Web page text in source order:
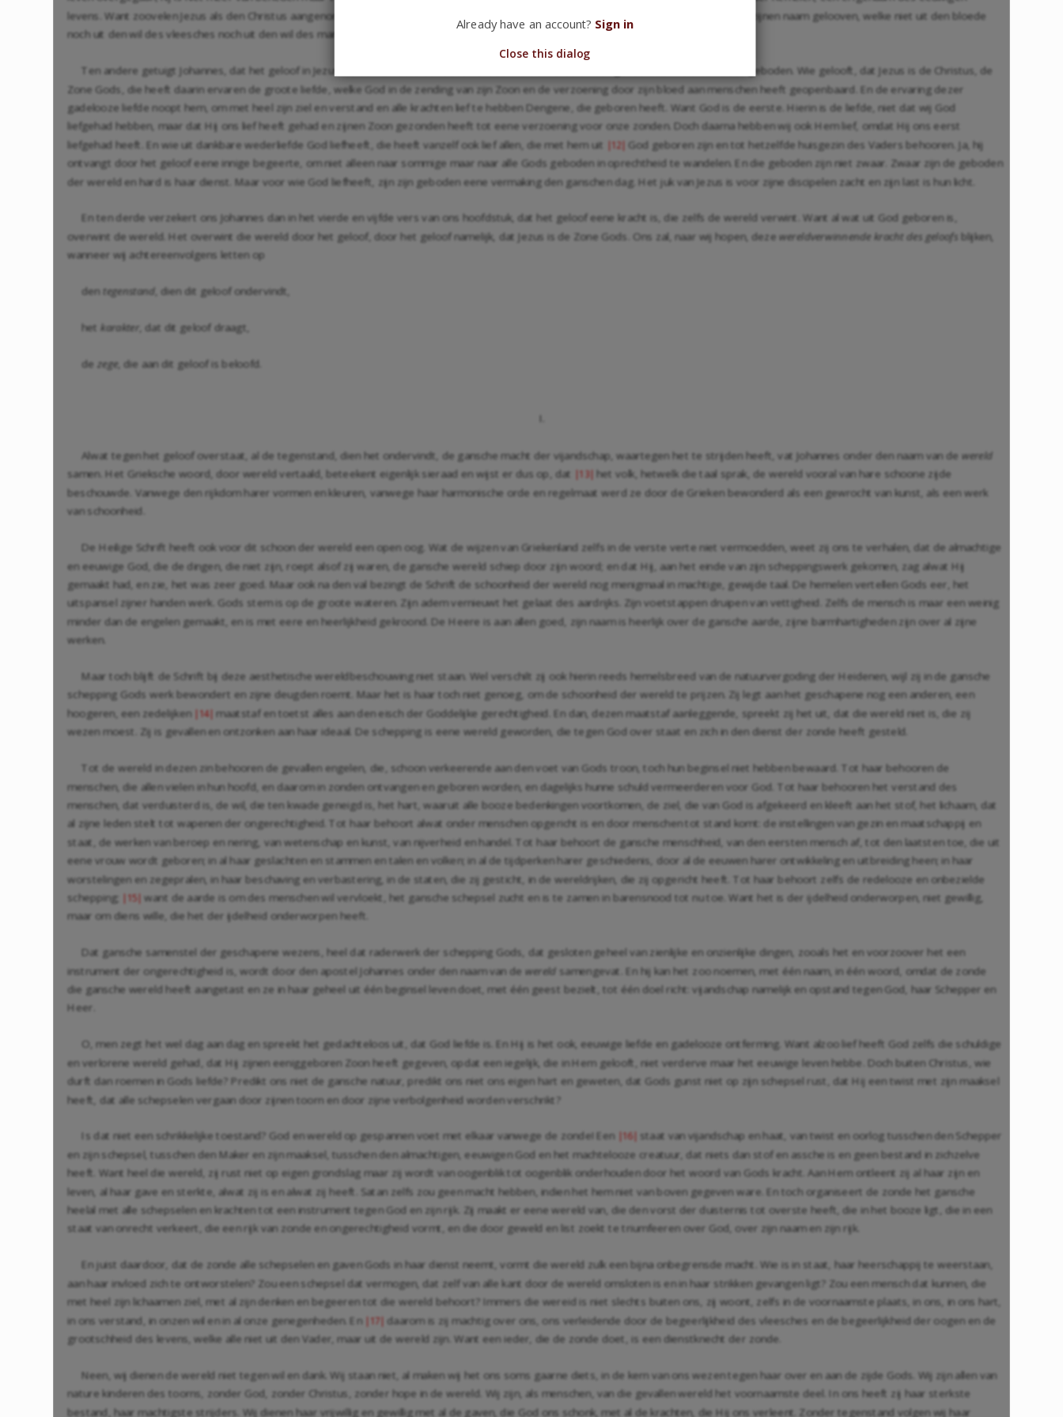
Already have an account? Sign in
Close this dialog
levens. Want zoovelen Jezus als den Christus aangenomen hebben, dien heeft Hij macht gegeven, kinderen Gods te worden, namelijk die in zijnen naam gelooven, welke niet uit den bloede
noch uit den wil des vleesches noch uit den wil des mans, maar uit God geboren zijn.
Ten andere getuigt Johannes, dat het geloof in Jezus als den Christus eene sterke kracht is der liefde en der gehoorzaamheid aan Gods geboden. Wie gelooft, dat Jezus is de Christus, de
Zone Gods, die heeft daarin ervaren de groote liefde, welke God in de zending van zijn Zoon en de verzoening door zijn bloed aan menschen heeft geopenbaard. En de ervaring dezer
gadelooze liefde noopt hem, om met heel zijn ziel en verstand en alle krachten lief te hebben Dengene, die geboren heeft. Want God is de eerste. Hierin is de liefde, niet dat wij God
liefgehad hebben, maar dat Hij ons lief heeft gehad en zijnen Zoon gezonden heeft tot eene verzoening voor onze zonden. Doch daarna hebben wij ook Hem lief, omdat Hij ons eerst
liefgehad heeft. En wie uit dankbare wederliefde God liefheeft, die heeft vanzelf ook lief allen, die met hem uit
|12| God geboren zijn en tot hetzelfde huisgezin des Vaders behooren. Ja, hij
ontvangt door het geloof eene innige begeerte, om niet alleen naar sommige maar naar alle Gods geboden in oprechtheid te wandelen. En die geboden zijn niet zwaar. Zwaar zijn de geboden
der wereld en hard is haar dienst. Maar voor wie God liefheeft, zijn zijn geboden eene vermaking den ganschen dag. Het juk van Jezus is voor zijne discipelen zacht en zijn last is hun licht.
En ten derde verzekert ons Johannes dan in het vierde en vijfde vers van ons hoofdstuk, dat het geloof eene kracht is, die zelfs de wereld verwint. Want al wat uit God geboren is,
overwint de wereld. Het overwint die wereld door het geloof, door het geloof namelijk, dat Jezus is de Zone Gods. Ons zal, naar wij hopen, dezewereldverwinnende kracht des geloofs blijken,
wanneer wij achtereenvolgens letten op
den tegenstand , dien dit geloof ondervindt,
het karakter , dat dit geloof draagt,
de zege , die aan dit geloof is beloofd.
I.
Alwat tegen het geloof overstaat, al de tegenstand, dien het ondervindt, de gansche macht der vijandschap, waartegen het te strijden heeft, vat Johannes onder den naam van de wereld
samen. Het Grieksche woord, door wereld vertaald, beteekent eigenlijk sieraad en wijst er dus op, dat
het volk, hetwelk die taal sprak, de wereld vooral van hare schoone zijde
beschouwde. Vanwege den rijkdom harer vormen en kleuren, vanwege haar harmonische orde en regelmaat werd ze door de Grieken bewonderd als een gewrocht van kunst, als een werk
van schoonheid.
De Heilige Schrift heeft ook voor dit schoon der wereld een open oog. Wat de wijzen van Griekenland zelfs in de verste verte niet vermoedden, weet zij ons te verhalen, dat de almachtige
en eeuwige God, die de dingen, die niet zijn, roept alsof zij waren, de gansche wereld schiep door zijn woord; en dat Hij, aan het einde van zijn scheppingswerk gekomen, zag alwat Hij
gemaakt had, en zie, het was zeer goed. Maar ook na den val bezingt de Schrift de schoonheid der wereld nog menigmaal in machtige, gewijde taal. De hemelen vertellen Gods eer, het
uitspansel zijner handen werk. Gods stem is op de groote wateren. Zijn adem vernieuwt het gelaat des aardrijks. Zijn voetstappen druipen van vettigheid. Zelfs de mensch is maar een weinig
minder dan de engelen gemaakt, en is met eere en heerlijkheid gekroond. De Heere is aan allen goed, zijn naam is heerlijk over de gansche aarde, zijne barmhartigheden zijn over al zijne
werken.
Maar toch blijft de Schrift bij deze aesthetische wereldbeschouwing niet staan. Wel verschilt zij ook hierin reeds hemelsbreed van de natuurvergoding der Heidenen, wijl zij in de gansche
schepping Gods werk bewondert en zijne deugden roemt. Maar het is haar toch niet genoeg, om de schoonheid der wereld te prijzen. Zij legt aan het geschapene nog een anderen, een
hoogeren, een zedelijken
|14|maatstaf en toetst alles aan den eisch der Goddelijke gerechtigheid. En dan, dezen maatstaf aanleggende, spreekt zij het uit, dat die wereld niet is, die zij
wezen moest. Zij is gevallen en ontzonken aan haar ideaal. De schepping is eene wereld geworden, die tegen God over staat en zich in den dienst der zonde heeft gesteld.
Tot de wereld in dezen zin behooren de gevallen engelen, die, schoon verkeerende aan den voet van Gods troon, toch hun beginsel niet hebben bewaard. Tot haar behooren de
menschen, die allen vielen in hun hoofd, en daarom in zonden ontvangen en geboren worden, en dagelijks hunne schuld vermeerderen voor God. Tot haar behooren het verstand des
menschen, dat verduisterd is, de wil, die ten kwade geneigd is, het hart, waaruit alle booze bedenkingen voortkomen, de ziel, die van God is afgekeerd en kleeft aan het stof, het lichaam, dat
al zijne leden stelt tot wapenen der ongerechtigheid. Tot haar behoort alwat onder menschen opgericht is en door menschen tot stand komt: de instellingen van gezin en maatschappij en
staat, de werken van beroep en nering, van wetenschap en kunst, van nijverheid en handel. Tot haar behoort de gansche menschheid, van den eersten mensch af, tot den laatsten toe, die uit
eene vrouw wordt geboren; in al haar geslachten en stammen en talen en volken; in al de tijdperken harer geschiedenis, door al de eeuwen harer ontwikkeling en uitbreiding heen; in haar
worstelingen en zegepralen, in haar beschaving en verbastering, in de staten, die zij gesticht, in de wereldrijken, die zij opgericht heeft. Tot haar behoort zelfs de redelooze en onbezielde
schepping;
|15| want de aarde is om des menschen wil vervloekt, het gansche schepsel zucht en is te zamen in barensnood tot nu toe. Want het is der ijdelheid onderworpen, niet gewillig,
maar om diens wille, die het der ijdelheid onderworpen heeft.
Dat gansche samenstel der geschapene wezens, heel dat raderwerk der schepping Gods, dat gesloten geheel van zienlijke en onzienlijke dingen, zooals het en voorzoover het een
instrument der ongerechtigheid is, wordt door den apostel Johannes onder den naam van de wereld samengevat. En hij kan het zoo noemen, met één naam, in één woord, omdat de zonde
die gansche wereld heeft aangetast en ze in haar geheel uit één beginsel leven doet, met één geest bezielt, tot één doel richt: vijandschap namelijk en opstand tegen God, haar Schepper en
Heer.
O, men zegt het wel dag aan dag en spreekt het gedachteloos uit, dat God liefde is. En Hij is het ook, eeuwige liefde en gadelooze ontferming. Want alzoo lief heeft God zelfs die schuldige
en verlorene wereld gehad, dat Hij zijnen eeniggeboren Zoon heeft gegeven, opdat een iegelijk, die in Hem gelooft, niet verderve maar het eeuwige leven hebbe. Doch buiten Christus, wie
durft dan roemen in Gods liefde? Predikt ons niet de gansche natuur, predikt ons niet ons eigen hart en geweten, dat Gods gunst niet op zijn schepsel rust, dat Hij een twist met zijn maaksel
heeft, dat alle schepselen vergaan door zijnen toorn en door zijne verbolgenheid worden verschrikt?
Is dat niet een schrikkelijke toestand? God en wereld op gespannen voet met elkaar vanwege de zonde! Een |16| staat van vijandschap en haat, van twist en oorlog tusschen den Schepper
en zijn schepsel, tusschen den Maker en zijn maaksel, tusschen den almachtigen, eeuwigen God en het machtelooze creatuur, dat niets dan stof en assche is en geen bestand in zichzelve
heeft. Want heel die wereld, zij rust niet op eigen grondslag maar zij wordt van oogenblik tot oogenblik onderhouden door het woord van Gods kracht. Aan Hem ontleent zij al haar zijn en
leven, al haar gave en sterkte, alwat zij is en alwat zij heeft. Satan zelfs zou geen macht hebben, indien het hem niet van boven gegeven ware. En toch organiseert de zonde het gansche
heelal met alle schepselen en krachten tot een instrument tegen God en zijn rijk. Zij maakt er eene wereld van, die den vorst der duisternis tot overste heeft, die in het booze ligt, die in een
staat van onrecht verkeert, die een rijk van zonde en ongerechtigheid vormt, en die door geweld en list zoekt te triumfeeren over God, over zijn naam en zijn rijk.
En juist daardoor, dat de zonde alle schepselen en gaven Gods in haar dienst neemt, vormt die wereld zulk een bijna onbegrensde macht. Wie is in staat, haar heerschappij te weerstaan,
aan haar invloed zich te ontworstelen? Zou een schepsel dat vermogen, dat zelf van alle kant door de wereld omsloten is en in haar strikken gevangen ligt? Zou een mensch dat kunnen, die
met heel zijn lichaamen ziel, met al zijn denken en begeeren tot die wereld behoort? Immers die wereid is niet slechts buiten ons, zij woont, zelfs in de voornaamste plaats, in ons, in ons hart,
in ons verstand, in onzen wil en in al onze genegenheden. En
|17| daarom is zij machtig over ons, ons verleidende door de begeerlijkheid des vleesches en de begeerlijkheid der oogen en de
grootschheid des levens, welke alle niet uit den Vader, maar uit de wereld zijn. Want een ieder, die de zonde doet, is een dienstknecht der zonde.
Neen, wij dienen de wereld niet tegen wil en dank. Wij staan niet, al maken wij het ons soms gaarne diets, in de kern van ons wezen tegen haar over en aan de zijde Gods. Wij zijn allen van
nature kinderen des toorns, zonder God, zonder Christus, zonder hope in de wereld. Wij zijn, als menschen, van die gevallen wereld het voornaamste deel. In ons heeft zij haar sterkste
bestand, haar machtigste strijders. Wij dienen haar vrijwillig en gewillig met al de gaven, die God ons schonk, met al de krachten, die Hij ons verleent. Zonder tegenstand volgen wij haar